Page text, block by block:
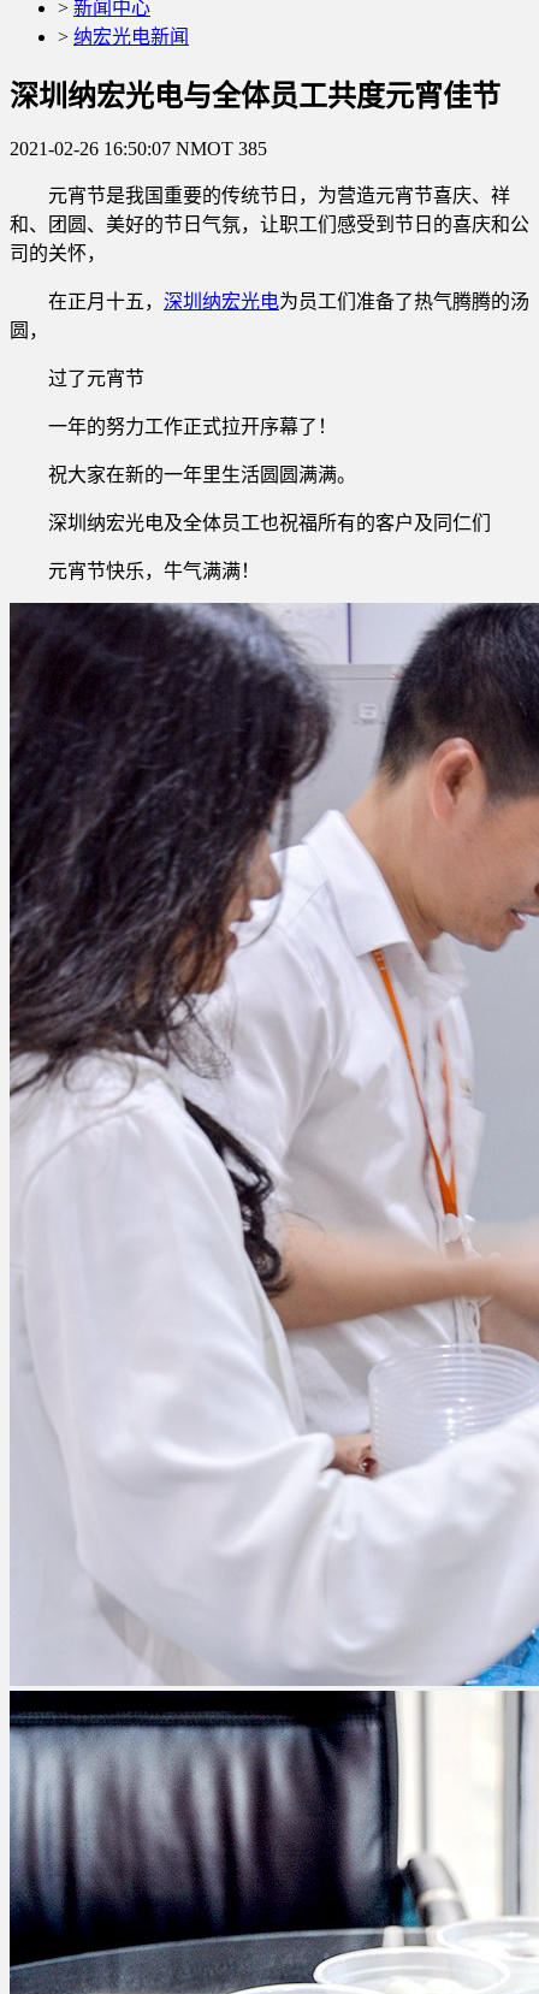
> 新闻中心
> 纳宏光电新闻
深圳纳宏光电与全体员工共度元宵佳节
2021-02-26 16:50:07 NMOT 385
元宵节是我国重要的传统节日，为营造元宵节喜庆、祥
和、团圆、美好的节日气氛，让职工们感受到节日的喜庆和公
司的关怀，
在正月十五， 深圳纳宏光电为员工们准备了热气腾腾的汤
圆，
过了元宵节
一年的努力工作正式拉开序幕了！
祝大家在新的一年里生活圆圆满满。
深圳纳宏光电及全体员工也祝福所有的客户及同仁们
元宵节快乐，牛气满满！